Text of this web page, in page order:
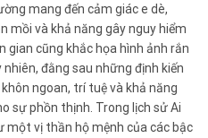
mang đến cảm giác e dè,
mồi và khả năng gây nguy hiểm
gian cũng khắc họa hình ảnh rắn
đằng sau những định kiến
ngoan, trí tuệ và khả năng
sự phồn thịnh. Trong lịch sử Ai
một vị thần hộ mệnh của các bậc